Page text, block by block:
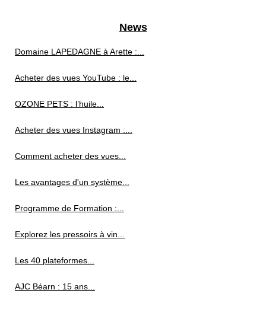
News
Domaine LAPEDAGNE à Arette :...
Acheter des vues YouTube : le...
OZONE PETS : l’huile...
Acheter des vues Instagram :...
Comment acheter des vues...
Les avantages d'un système...
Programme de Formation :...
Explorez les pressoirs à vin...
Les 40 plateformes...
AJC Béarn : 15 ans...